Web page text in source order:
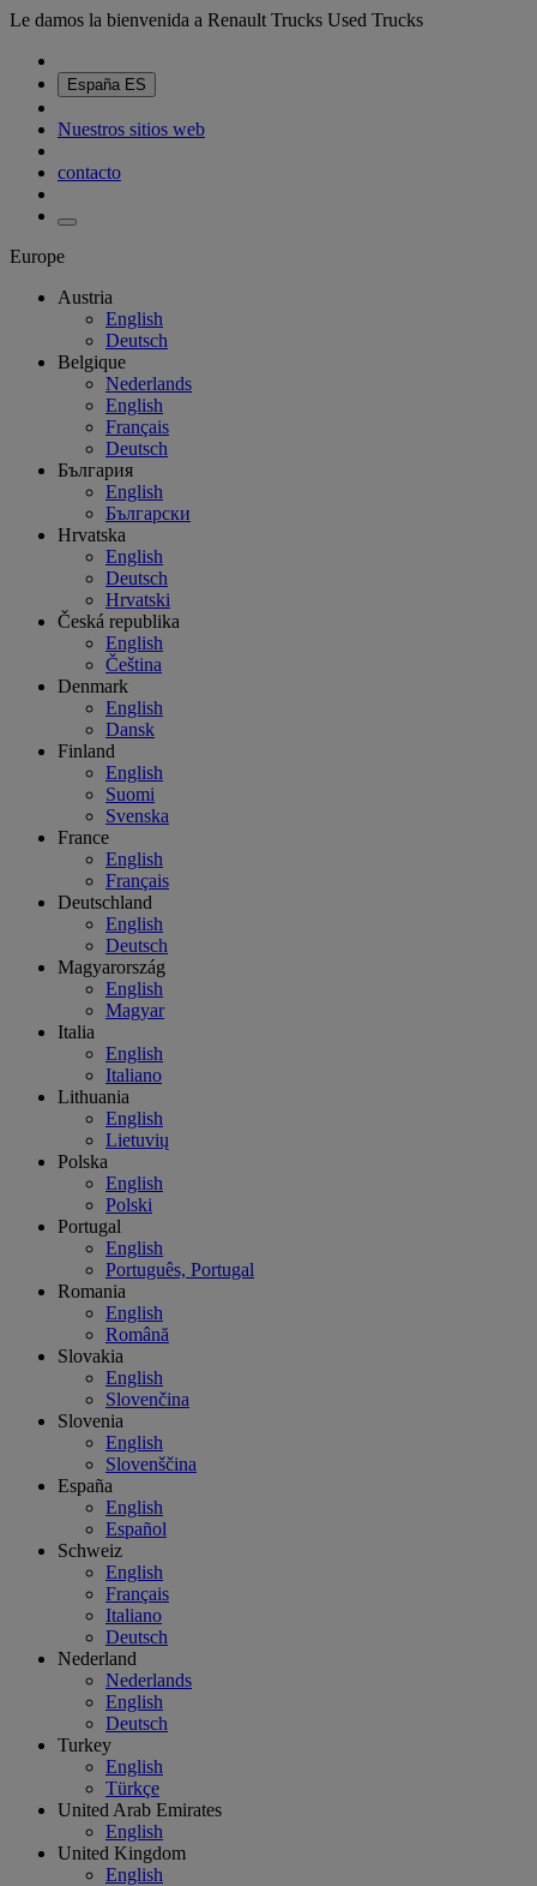
Le damos la bienvenida a Renault Trucks Used Trucks
España ES
Nuestros sitios web
contacto
Europe
Austria
English
Deutsch
Belgique
Nederlands
English
Français
Deutsch
България
English
Български
Hrvatska
English
Deutsch
Hrvatski
Česká republika
English
Čeština
Denmark
English
Dansk
Finland
English
Suomi
Svenska
France
English
Français
Deutschland
English
Deutsch
Magyarország
English
Magyar
Italia
English
Italiano
Lithuania
English
Lietuvių
Polska
English
Polski
Portugal
English
Português, Portugal
Romania
English
Română
Slovakia
English
Slovenčina
Slovenia
English
Slovenščina
España
English
Español
Schweiz
English
Français
Italiano
Deutsch
Nederland
Nederlands
English
Deutsch
Turkey
English
Türkçe
United Arab Emirates
English
United Kingdom
English